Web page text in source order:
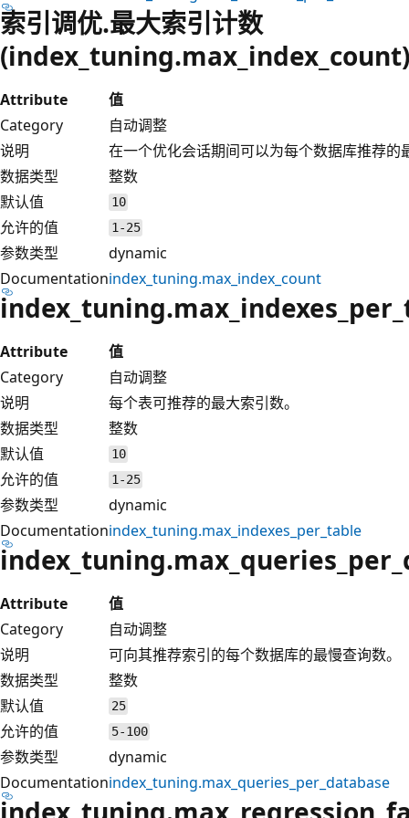
索引调优.最大索引计数
(index_tuning.max_index_count)
Attribute
值
Category
自动调整
说明
在一个优化会话期间可以为每个数据库推荐的
数据类型
整数
默认值
10
允许的值 1-25
参数类型
dynamic
Documentationindex_tuning.max_index_count
Attribute
值
Category
自动调整
说明
每个表可推荐的最大索引数。
数据类型
整数
默认值
10
允许的值 1-25
参数类型
dynamic
Documentationindex_tuning.max_indexes_per_table
Attribute
值
Category
自动调整
说明
可向其推荐索引的每个数据库的最慢查询数。
数据类型
整数
默认值
25
允许的值 5-100
参数类型
dynamic
Documentationindex_tuning.max_queries_per_database